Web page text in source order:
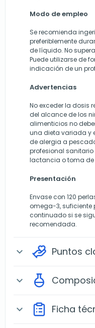
Modo de empleo
Se recomienda
preferiblemente
de líquido. No
Puede utilizarse de
indicación de un
Advertencias
No exceder la dosis
del alcance de los
alimenticios no
una dieta variada y
de alergia a
profesional
lactancia o toma
Presentación
Envase con 120
omega-3, suficiente
continuado si se
recomendada.
expand_more Puntos
expand_more
expand_more Ficha